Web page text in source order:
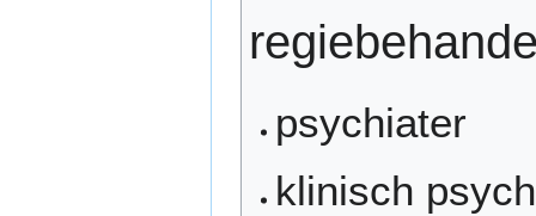
psychiater
klinisch